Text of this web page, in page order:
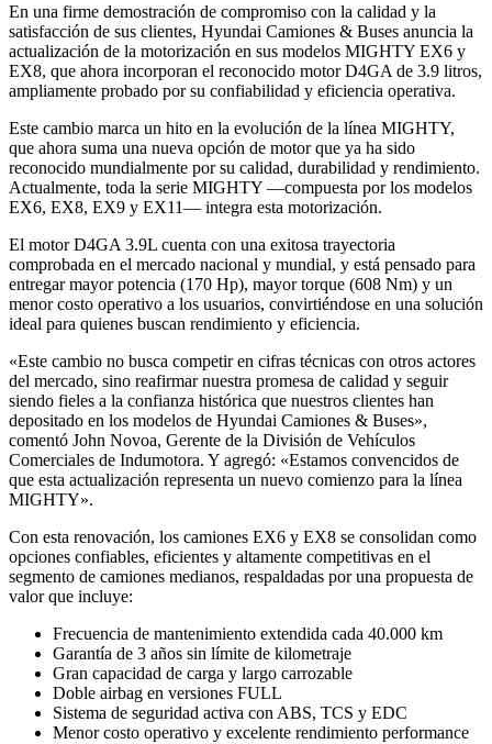
En una firme demostración de compromiso con la calidad y la
satisfacción de sus clientes, Hyundai Camiones & Buses anuncia la
actualización de la motorización en sus modelos MIGHTY EX6 y
EX8, que ahora incorporan el reconocido motor D4GA de 3.9 litros,
ampliamente probado por su confiabilidad y eficiencia operativa.
Este cambio marca un hito en la evolución de la línea MIGHTY,
que ahora suma una nueva opción de motor que ya ha sido
reconocido mundialmente por su calidad, durabilidad y rendimiento.
Actualmente, toda la serie MIGHTY —compuesta por los modelos
EX6, EX8, EX9 y EX11— integra esta motorización.
El motor D4GA 3.9L cuenta con una exitosa trayectoria
comprobada en el mercado nacional y mundial, y está pensado para
entregar mayor potencia (170 Hp), mayor torque (608 Nm) y un
menor costo operativo a los usuarios, convirtiéndose en una solución
ideal para quienes buscan rendimiento y eficiencia.
«Este cambio no busca competir en cifras técnicas con otros actores
del mercado, sino reafirmar nuestra promesa de calidad y seguir
siendo fieles a la confianza histórica que nuestros clientes han
depositado en los modelos de Hyundai Camiones & Buses»,
comentó John Novoa, Gerente de la División de Vehículos
Comerciales de Indumotora. Y agregó: «Estamos convencidos de
que esta actualización representa un nuevo comienzo para la línea
MIGHTY».
Con esta renovación, los camiones EX6 y EX8 se consolidan como
opciones confiables, eficientes y altamente competitivas en el
segmento de camiones medianos, respaldadas por una propuesta de
valor que incluye:
Frecuencia de mantenimiento extendida cada 40.000 km
Garantía de 3 años sin límite de kilometraje
Gran capacidad de carga y largo carrozable
Doble airbag en versiones FULL
Sistema de seguridad activa con ABS, TCS y EDC
Menor costo operativo y excelente rendimiento performance